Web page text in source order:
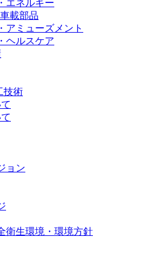
エネルギー
載部品
アミューズメント
ヘルスケア
技術
ョン
衛生環境・環境方針